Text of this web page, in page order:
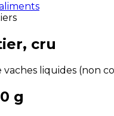
cru
vaches liquides (non
g